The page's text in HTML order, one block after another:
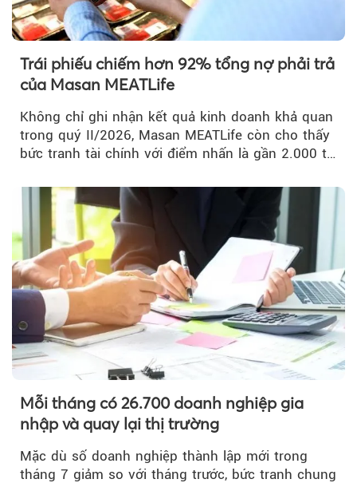
Trái phiếu chiếm hơn 92% tổng nợ phải trả
của Masan MEATLife
Không chỉ ghi nhận kết quả kinh doanh khả quan
trong quý II/2026, Masan MEATLife còn cho thấy
bức tranh tài chính với điểm nhấn là gần 2.000 tỷ
Mỗi tháng có 26.700 doanh nghiệp gia
nhập và quay lại thị trường
Mặc dù số doanh nghiệp thành lập mới trong
tháng 7 giảm so với tháng trước, bức tranh chung